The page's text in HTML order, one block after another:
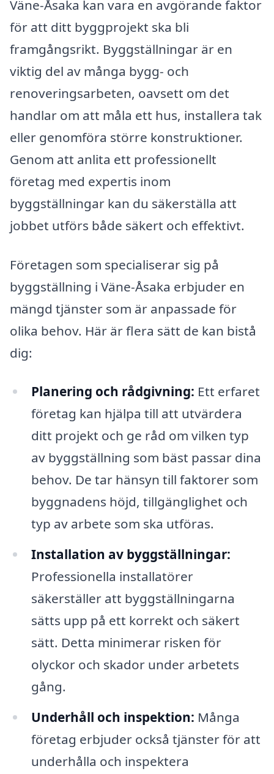
Väne-Åsaka kan vara en avgörande faktor
för att ditt byggprojekt ska bli
framgångsrikt. Byggställningar är en
viktig del av många bygg- och
renoveringsarbeten, oavsett om det
handlar om att måla ett hus, installera tak
eller genomföra större konstruktioner.
Genom att anlita ett professionellt
företag med expertis inom
byggställningar kan du säkerställa att
jobbet utförs både säkert och effektivt.
Företagen som specialiserar sig på
byggställning i Väne-Åsaka erbjuder en
mängd tjänster som är anpassade för
olika behov. Här är flera sätt de kan bistå
dig:
Planering och rådgivning: Ett erfaret
företag kan hjälpa till att utvärdera
ditt projekt och ge råd om vilken typ
av byggställning som bäst passar dina
behov. De tar hänsyn till faktorer som
byggnadens höjd, tillgänglighet och
typ av arbete som ska utföras.
Installation av byggställningar:
Professionella installatörer
säkerställer att byggställningarna
sätts upp på ett korrekt och säkert
sätt. Detta minimerar risken för
olyckor och skador under arbetets
gång.
Underhåll och inspektion: Många
företag erbjuder också tjänster för att
underhålla och inspektera